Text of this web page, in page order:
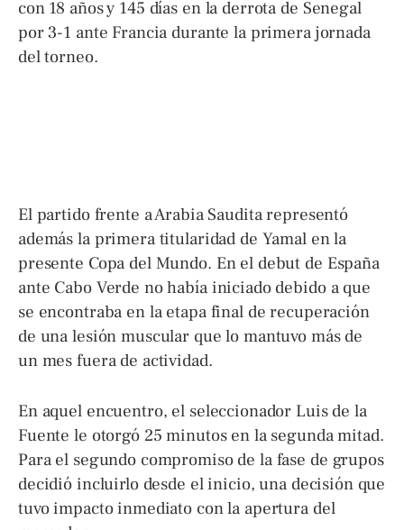
con 18 años y 145 días en la derrota de Senegal
por 3-1 ante Francia durante la primera jornada
del torneo.
El partido frente a Arabia Saudita representó
además la primera titularidad de Yamal en la
presente Copa del Mundo. En el debut de España
ante Cabo Verde no había iniciado debido a que
se encontraba en la etapa final de recuperación
de una lesión muscular que lo mantuvo más de
un mes fuera de actividad.
En aquel encuentro, el seleccionador Luis de la
Fuente le otorgó 25 minutos en la segunda mitad.
Para el segundo compromiso de la fase de grupos
decidió incluirlo desde el inicio, una decisión que
tuvo impacto inmediato con la apertura del